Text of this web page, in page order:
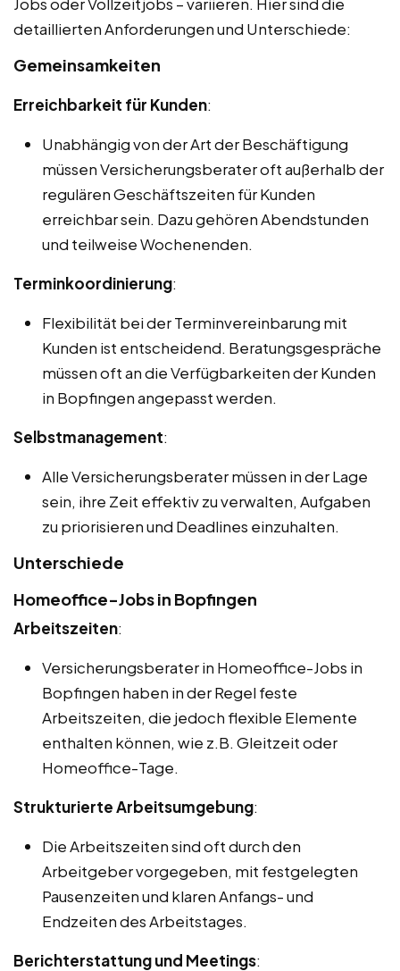
detaillierten Anforderungen und Unterschiede:
Gemeinsamkeiten
Erreichbarkeit für Kunden:
Unabhängig von der Art der Beschäftigung
müssen Versicherungsberater oft außerhalb der
regulären Geschäftszeiten für Kunden
erreichbar sein. Dazu gehören Abendstunden
und teilweise Wochenenden.
Terminkoordinierung:
Flexibilität bei der Terminvereinbarung mit
Kunden ist entscheidend. Beratungsgespräche
müssen oft an die Verfügbarkeiten der Kunden
in Bopfingen angepasst werden.
Selbstmanagement:
Alle Versicherungsberater müssen in der Lage
sein, ihre Zeit effektiv zu verwalten, Aufgaben
zu priorisieren und Deadlines einzuhalten.
Unterschiede
Homeoffice-Jobs in Bopfingen
Arbeitszeiten:
Versicherungsberater in Homeoffice-Jobs in
Bopfingen haben in der Regel feste
Arbeitszeiten, die jedoch flexible Elemente
enthalten können, wie z.B. Gleitzeit oder
Homeoffice-Tage.
Strukturierte Arbeitsumgebung:
Die Arbeitszeiten sind oft durch den
Arbeitgeber vorgegeben, mit festgelegten
Pausenzeiten und klaren Anfangs- und
Endzeiten des Arbeitstages.
Berichterstattung und Meetings: